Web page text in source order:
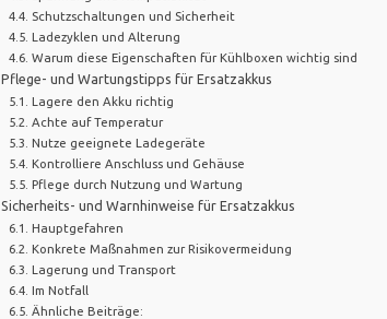
Schutzschaltungen und Sicherheit
Ladezyklen und Alterung
Warum diese Eigenschaften für Kühlboxen wichtig sind
Pflege- und Wartungstipps für Ersatzakkus
Lagere den Akku richtig
Achte auf Temperatur
Nutze geeignete Ladegeräte
Kontrolliere Anschluss und Gehäuse
Pflege durch Nutzung und Wartung
Sicherheits- und Warnhinweise für Ersatzakkus
Hauptgefahren
Konkrete Maßnahmen zur Risikovermeidung
Lagerung und Transport
Im Notfall
Ähnliche Beiträge: